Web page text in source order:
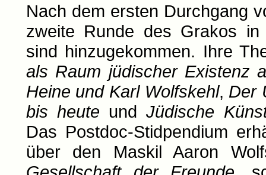
Nach dem ersten Durchgang
zweite Runde des Grakos in
sind hinzugekommen. Ihre
als Raum jüdischer Existenz
Heine und Karl Wolfskehl, Der
bis heute undJüdische
Das Postdoc-Stidpendium
über den Maskil Aaron